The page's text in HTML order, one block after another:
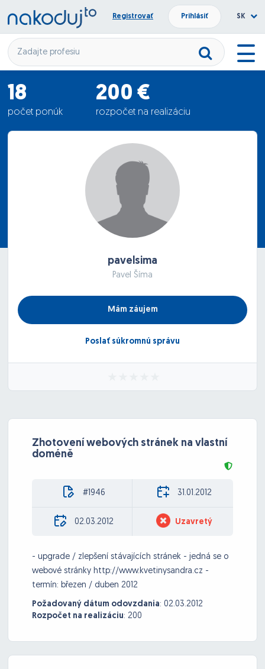
Registrovať Prihlásiť SK
18
počet ponúk
200 €
rozpočet na realizáciu
266.61 €
pavelsima
Pavel Šíma
Mám záujem
Poslať súkromnú správu
Zhotovení webových stránek na vlastní
doméně
#1946 31.01.2012
02.03.2012 Uzavretý
- upgrade / zlepšení stávajících stránek - jedná se o
webové stránky http://www.kvetinysandra.cz -
termín: březen / duben 2012
Požadovaný dátum odovzdania: 02.03.2012
Rozpočet na realizáciu: 200